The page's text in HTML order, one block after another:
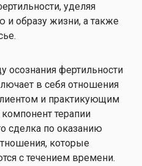
уделяя
и образу жизни, а также
осознания фертильности
в себя отношения
и практикующим
терапии
сделка по оказанию
которые
с течением времени.